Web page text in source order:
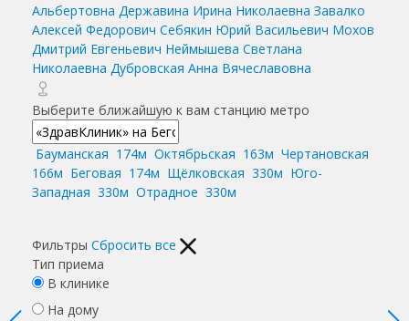
Альбертовна Державина Ирина Николаевна Завалко
Алексей Федорович Себякин Юрий Васильевич Мохов
Дмитрий Евгеньевич Неймышева Светлана
Николаевна Дубровская Анна Вячеславовна
Выберите ближайшую к вам станцию метро
Бауманская 174м Октябрьская 163м Чертановская
166м Беговая 174м Щёлковская 330м Юго-
Западная 330м Отрадное 330м
Фильтры Сбросить все
Тип приема
В клинике
На дому